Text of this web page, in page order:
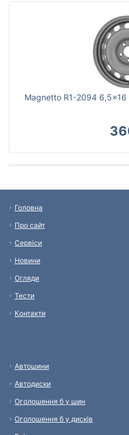
Magnetto R1-2094
Головна
Про сайт
Сервіси
Новини
Огляди
Тести
Контакти
Автошини
Автодиски
Оголошення б у шин
Оголошення б у дисків